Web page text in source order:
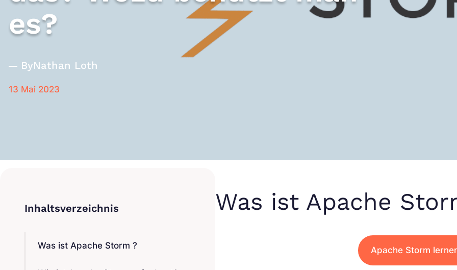
es?
ByNathan Loth
13 Mai 2023
Was ist Apache Storm ?
Was ist Apache
Apache Storm